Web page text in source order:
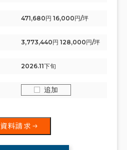
471,680円 16,000円/坪
3,773,440円 128,000円/坪
2026.11下旬
追加
資料請求
5年以内